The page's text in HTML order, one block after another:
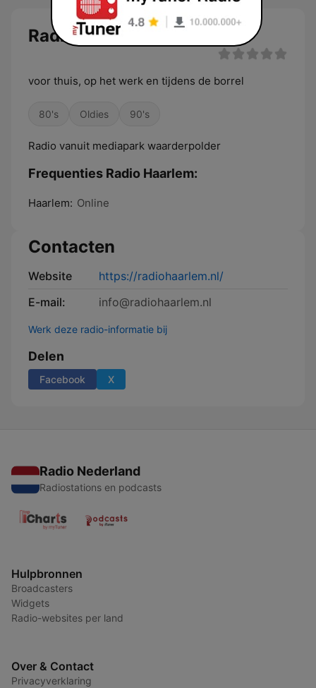
Radio Haarlem
voor thuis, op het werk en tijdens de borrel
80's Oldies 90's
Radio vanuit mediapark waarderpolder
Frequenties Radio Haarlem:
Haarlem: Online
Contacten
Website
https://radiohaarlem.nl/
E-mail:
info@radiohaarlem.nl
Werk deze radio-informatie bij
Delen
Facebook X
Radio Nederland
Radiostations en podcasts
Hulpbronnen
Broadcasters
Widgets
Radio-websites per land
Over & Contact
Privacyverklaring